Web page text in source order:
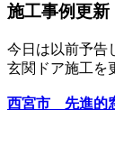
施工事例更新
今日は以前予告
玄関ドア施工を
西宮市 先進的